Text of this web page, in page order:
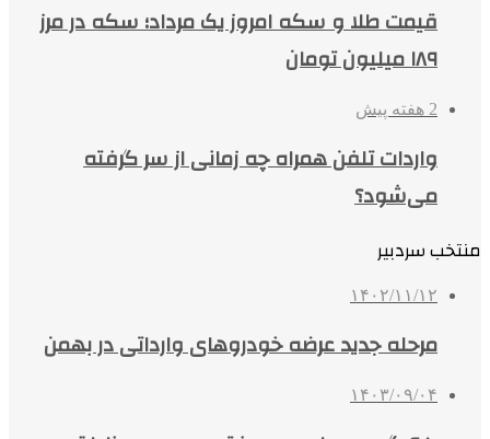
قیمت طلا و سکه امروز یک مرداد؛ سکه در مرز
۱۸۹ میلیون تومان
2 هفته پیش
واردات تلفن همراه چه زمانی از سر گرفته
می‌شود؟
منتخب سردبیر
۱۴۰۲/۱۱/۱۲
مرحله جدید عرضه خودروهای وارداتی در بهمن
۱۴۰۳/۰۹/۰۴